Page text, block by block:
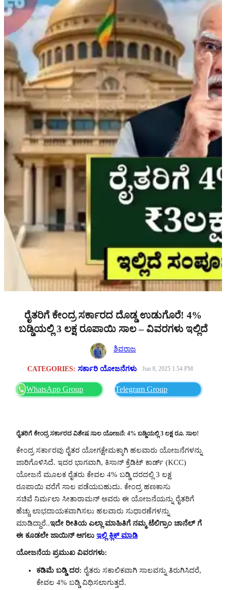
ರೈತರಿಗೆ ಕೇಂದ್ರ ಸರ್ಕಾರದ ದೊಡ್ಡ ಉಡುಗೊರೆ! 4%
ಬಡ್ಡಿಯಲ್ಲಿ 3 ಲಕ್ಷ ರೂಪಾಯಿ ಸಾಲ – ವಿವರಗಳು ಇಲ್ಲಿದೆ
ಶಿವರಾಜ
CATEGORIES:ಸರ್ಕಾರಿ ಯೋಜನೆಗಳು Jun 8, 2025 1:54 PM
WhatsApp Group Telegram Group
ರೈತರಿಗೆ ಕೇಂದ್ರ ಸರ್ಕಾರದ ವಿಶೇಷ ಸಾಲ ಯೋಜನೆ: 4% ಬಡ್ಡಿಯಲ್ಲಿ 3 ಲಕ್ಷ ರೂ. ಸಾಲ!
ಕೇಂದ್ರ ಸರ್ಕಾರವು ರೈತರ ಯೋಗಕ್ಷೇಮಕ್ಕಾಗಿ ಹಲವಾರು ಯೋಜನೆಗಳನ್ನು
ಜಾರಿಗೊಳಿಸಿದೆ. ಇದರ ಭಾಗವಾಗಿ, ಕಿಸಾನ್ ಕ್ರೆಡಿಟ್ ಕಾರ್ಡ್ (KCC)
ಯೋಜನೆ ಮೂಲಕ ರೈತರು ಕೇವಲ 4% ಬಡ್ಡಿ ದರದಲ್ಲಿ 3 ಲಕ್ಷ
ರೂಪಾಯಿ ವರೆಗೆ ಸಾಲ ಪಡೆಯಬಹುದು. ಕೇಂದ್ರ ಹಣಕಾಸು
ಸಚಿವೆ ನಿರ್ಮಲಾ ಸೀತಾರಾಮನ್ ಅವರು ಈ ಯೋಜನೆಯನ್ನು ರೈತರಿಗೆ
ಹೆಚ್ಚು ಲಾಭದಾಯಕವಾಗಿಸಲು ಹಲವಾರು ಸುಧಾರಣೆಗಳನ್ನು
ಮಾಡಿದ್ದಾರೆ..ಇದೇ ರೀತಿಯ ಎಲ್ಲಾ ಮಾಹಿತಿಗೆ ನಮ್ಮ ಟೆಲಿಗ್ರಾಂ ಚಾನೆಲ್ ಗೆ
ಈ ಕೂಡಲೇ ಜಾಯಿನ್ ಆಗಲು ಇಲ್ಲಿ ಕ್ಲಿಕ್ ಮಾಡಿ
ಯೋಜನೆಯ ಪ್ರಮುಖ ವಿವರಗಳು:
ಕಡಿಮೆ ಬಡ್ಡಿ ದರ: ರೈತರು ಸಕಾಲಿಕವಾಗಿ ಸಾಲವನ್ನು ತಿರುಗಿಸಿದರೆ,
ಕೇವಲ 4% ಬಡ್ಡಿ ವಿಧಿಸಲಾಗುತ್ತದೆ.